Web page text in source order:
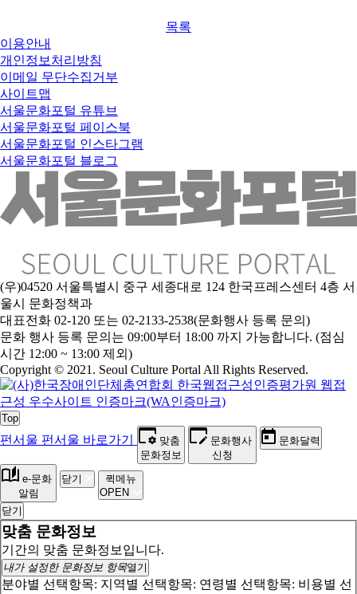
목록
이용안내
개인정보처리방침
이메일 무단수집거부
사이트맵
서울문화포털 유튜브
서울문화포털 페이스북
서울문화포털 인스타그램
서울문화포털 블로그
(우)04520 서울특별시 중구 세종대로 124 한국프레스센터 4층 서
울시 문화정책과
대표전화 02-120 또는 02-2133-2538(문화행사 등록 문의)
문화 행사 등록 문의는 09:00부터 18:00 까지 가능합니다. (점심
시간 12:00 ~ 13:00 제외)
Copyright © 2021. Seoul Culture Portal All Rights Reserved.
Top
펀서울 펀서울 바로가기
맞춤
문화정보
문화행사
신청
문화달력
e-문화
알림
닫기
퀵메뉴
OPEN
닫기
맞춤 문화정보
기간의 맞춤 문화정보입니다.
내가 설정한 문화정보 항목열기
분야별 선택항목: 지역별 선택항목: 연령별 선택항목: 비용별 선